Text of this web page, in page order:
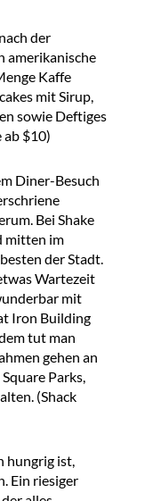
der
amerikanische
Kaffe
mit Sirup,
sowie Deftiges
$10)
Diner-Besuch
Bei Shake
mitten im
der Stadt.
Wartezeit
mit
Iron Building
tut man
gehen an
Parks,
(Shack
hungrig ist,
Ein riesiger